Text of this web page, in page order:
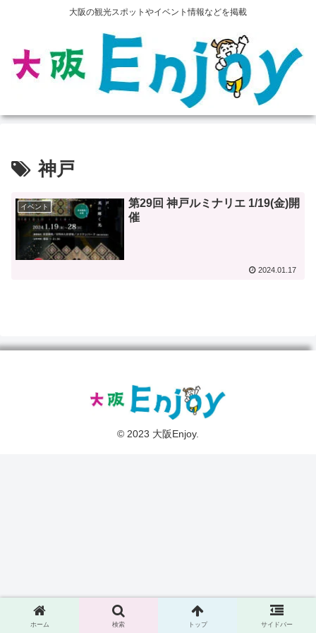
大阪の観光スポットやイベント情報などを掲載
神戸
イベント
第29回 神戸ルミナリエ 1/19(金)開
催
2024.01.17
© 2023 大阪Enjoy.
ホーム 検索 トップ サイドバー